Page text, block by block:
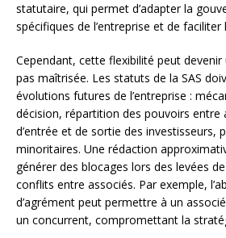
statutaire, qui permet d’adapter la
spécifiques de l’entreprise et de faciliter
Cependant, cette flexibilité peut devenir
pas maîtrisée. Les statuts de la SAS
évolutions futures de l’entreprise :
décision, répartition des pouvoirs entre
d’entrée et de sortie des investisseurs,
minoritaires. Une rédaction
générer des blocages lors des levées
conflits entre associés. Par exemple,
d’agrément peut permettre à un
un concurrent, compromettant la